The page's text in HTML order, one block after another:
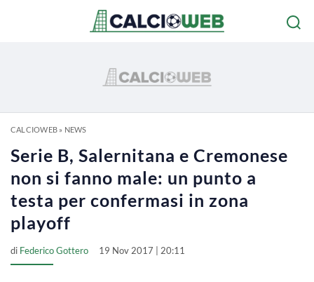
CALCIOWEB» NEWS
Serie B, Salernitana e Cremonese
non si fanno male: un punto a
testa per confermasi in zona
playoff
di Federico Gottero 19 Nov 2017 | 20:11